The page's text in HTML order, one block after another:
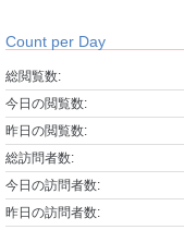
Count per Day
総閲覧数:
今日の閲覧数:
昨日の閲覧数:
総訪問者数:
今日の訪問者数:
昨日の訪問者数: